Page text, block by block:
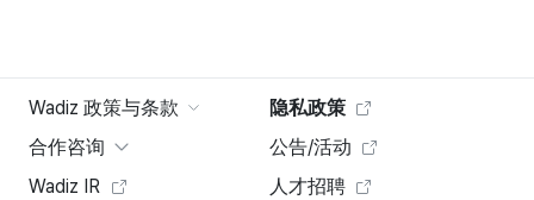
Wadiz 政策与条款
隐私政策
合作咨询
公告/活动
Wadiz IR
人才招聘